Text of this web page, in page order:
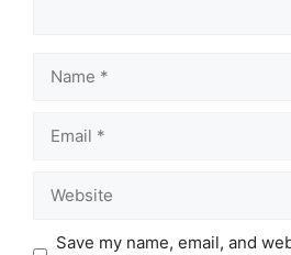
Save my name, email, and